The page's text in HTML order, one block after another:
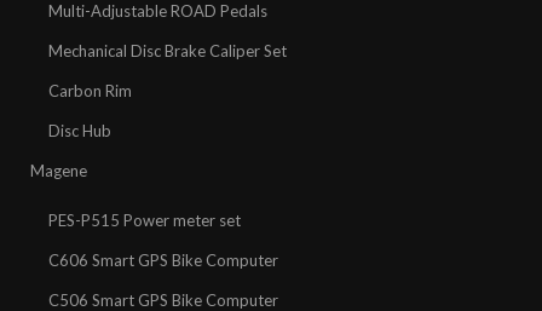
Multi-Adjustable ROAD Pedals
Mechanical Disc Brake Caliper Set
Carbon Rim
Disc Hub
Magene
PES-P515 Power meter set
C606 Smart GPS Bike Computer
C506 Smart GPS Bike Computer